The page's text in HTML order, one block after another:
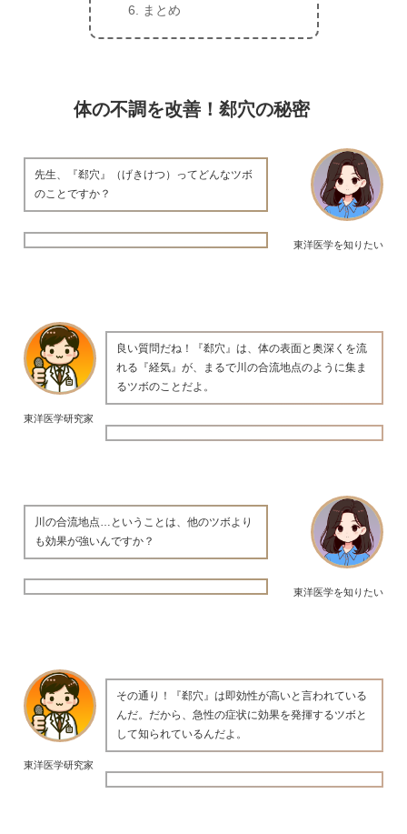
まとめ
体の不調を改善！郄穴の秘密
東洋医学を知りたい
先生、『郄穴』（げきけつ）ってどんなツボ
のことですか？
東洋医学研究家
良い質問だね！『郄穴』は、体の表面と奥深くを流
れる『経気』が、まるで川の合流地点のように集ま
るツボのことだよ。
東洋医学を知りたい
川の合流地点…ということは、他のツボより
も効果が強いんですか？
東洋医学研究家
その通り！『郄穴』は即効性が高いと言われている
んだ。だから、急性の症状に効果を発揮するツボと
して知られているんだよ。